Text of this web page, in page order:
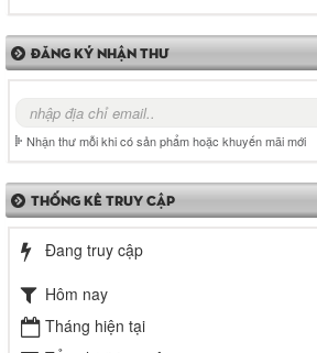
ĐĂNG KÝ NHẬN THƯ
Nhận thư mỗi khi có sản phẩm hoặc khuyến mãi mới
THỐNG KÊ TRUY CẬP
Đang truy cập
Hôm nay
Tháng hiện tại